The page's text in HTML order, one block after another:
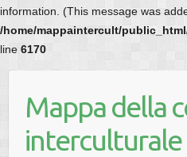
information. (This message was
/home/mappaintercult/
line 6170
Mappa della
interculturale